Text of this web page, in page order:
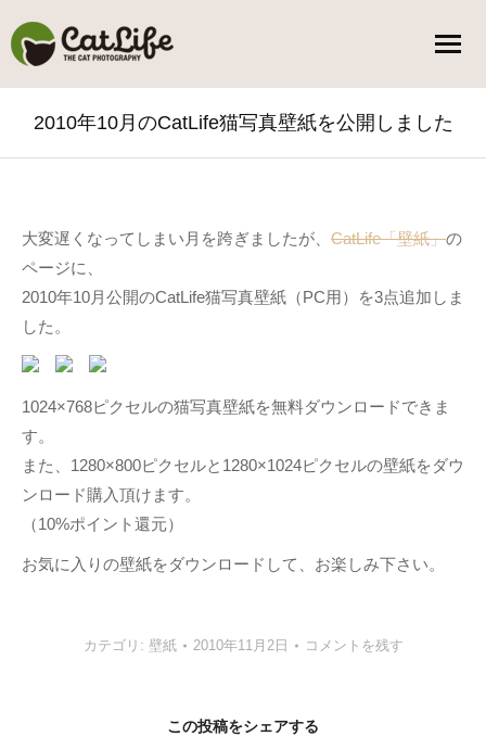
2010年10月のCatLife猫写真壁紙を公開しました
大変遅くなってしまい月を跨ぎましたが、 CatLife「壁紙」の
ページに、
2010年10月公開のCatLife猫写真壁紙（PC用）を3点追加しま
した。
1024×768ピクセルの猫写真壁紙を無料ダウンロードできま
す。
また、1280×800ピクセルと1280×1024ピクセルの壁紙をダウ
ンロード購入頂けます。
（10%ポイント還元）
お気に入りの壁紙をダウンロードして、お楽しみ下さい。
カテゴリ: 壁紙 2010年11月2日 コメントを残す
この投稿をシェアする